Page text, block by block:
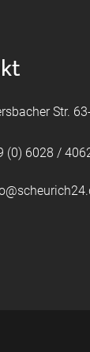
Str.
(0) 6028 /